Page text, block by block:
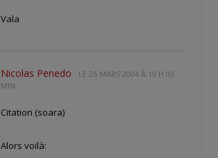
Vala
Nicolas Penedo LE 26 MARS 2004 À 19 H 03
MIN
Citation (soara)
Alors voilà: